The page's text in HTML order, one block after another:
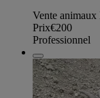
Vente
Prix€200
Professionnel